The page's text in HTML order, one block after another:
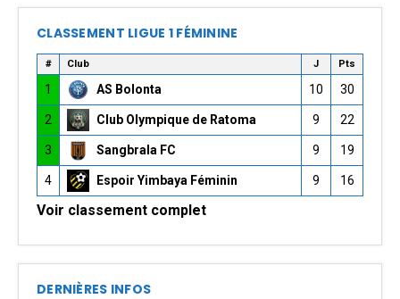
CLASSEMENT LIGUE 1 FÉMININE
# Club J Pts
1 AS Bolonta 10 30
2 Club Olympique de Ratoma 9 22
3 Sangbrala FC 9 19
4 Espoir Yimbaya Féminin 9 16
Voir classement complet
DERNIÈRES INFOS